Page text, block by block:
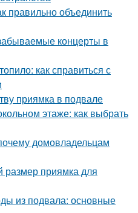
правильно объединить
концерты в
как справиться с
приямка в подвале
этаже: как выбрать
домовладельцам
размер приямка для
из подвала: основные